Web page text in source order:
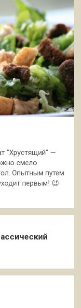
"Хрустящий" —
смело
Опытным путем
первым! 😉